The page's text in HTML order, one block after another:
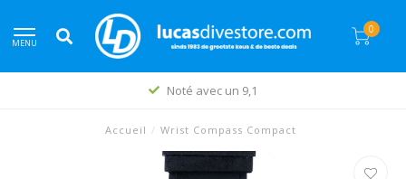
MENU
0
Noté avec un 9,1
Accueil / Wrist Compass Compact